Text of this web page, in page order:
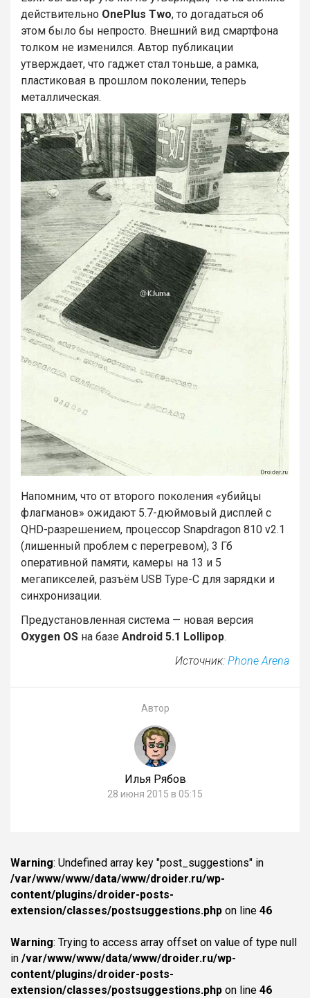
действительно OnePlus Two, то догадаться об
этом было бы непросто. Внешний вид смартфона
толком не изменился. Автор публикации
утверждает, что гаджет стал тоньше, а рамка,
пластиковая в прошлом поколении, теперь
металлическая.
Напомним, что от второго поколения «убийцы
флагманов» ожидают 5.7-дюймовый дисплей с
QHD-разрешением, процессор Snapdragon 810 v2.1
(лишенный проблем с перегревом), 3 Гб
оперативной памяти, камеры на 13 и 5
мегапикселей, разъём USB Type-C для зарядки и
синхронизации.
Предустановленная система — новая версия
Oxygen OS на базе Android 5.1 Lollipop.
Источник: Phone Arena
Автор
Илья Рябов
28 июня 2015 в 05:15
Warning: Undefined array key "post_suggestions" in
/var/www/www/data/www/droider.ru/wp-
content/plugins/droider-posts-
extension/classes/postsuggestions.php on line 46
Warning: Trying to access array offset on value of type null
in /var/www/www/data/www/droider.ru/wp-
content/plugins/droider-posts-
extension/classes/postsuggestions.php on line 46